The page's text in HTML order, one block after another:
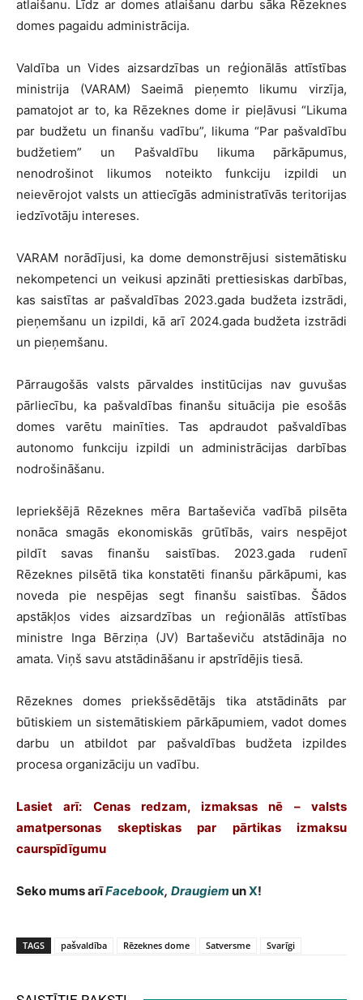
atlaišanu. Līdz ar domes atlaišanu darbu sāka Rēzeknes
domes pagaidu administrācija.
Valdība un Vides aizsardzības un reģionālās attīstības
ministrija (VARAM) Saeimā pieņemto likumu virzīja,
pamatojot ar to, ka Rēzeknes dome ir pieļāvusi “Likuma
par budžetu un finanšu vadību”, likuma “Par pašvaldību
budžetiem” un Pašvaldību likuma pārkāpumus,
nenodrošinot likumos noteikto funkciju izpildi un
neievērojot valsts un attiecīgās administratīvās teritorijas
iedzīvotāju intereses.
VARAM norādījusi, ka dome demonstrējusi sistemātisku
nekompetenci un veikusi apzināti prettiesiskas darbības,
kas saistītas ar pašvaldības 2023.gada budžeta izstrādi,
pieņemšanu un izpildi, kā arī 2024.gada budžeta izstrādi
un pieņemšanu.
Pārraugošās valsts pārvaldes institūcijas nav guvušas
pārliecību, ka pašvaldības finanšu situācija pie esošās
domes varētu mainīties. Tas apdraudot pašvaldības
autonomo funkciju izpildi un administrācijas darbības
nodrošināšanu.
Iepriekšējā Rēzeknes mēra Bartaševiča vadībā pilsēta
nonāca smagās ekonomiskās grūtībās, vairs nespējot
pildīt savas finanšu saistības. 2023.gada rudenī
Rēzeknes pilsētā tika konstatēti finanšu pārkāpumi, kas
noveda pie nespējas segt finanšu saistības. Šādos
apstākļos vides aizsardzības un reģionālās attīstības
ministre Inga Bērziņa (JV) Bartaševiču atstādināja no
amata. Viņš savu atstādināšanu ir apstrīdējis tiesā.
Rēzeknes domes priekšsēdētājs tika atstādināts par
būtiskiem un sistemātiskiem pārkāpumiem, vadot domes
darbu un atbildot par pašvaldības budžeta izpildes
procesa organizāciju un vadību.
Lasiet arī: Cenas redzam, izmaksas nē – valsts
amatpersonas skeptiskas par pārtikas izmaksu
caurspīdīgumu
Seko mums arīFacebook, Draugiem unX!
TAGS pašvaldība Rēzeknes dome Satversme Svarīgi